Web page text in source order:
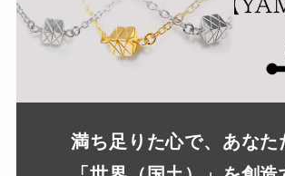
満ち足りた心で、あなた